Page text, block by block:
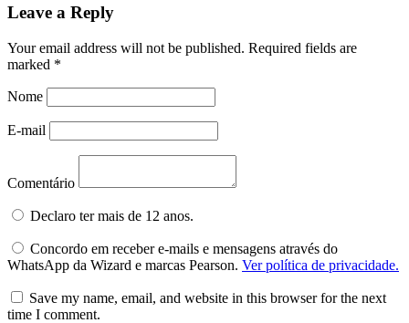
Leave a Reply
Your email address will not be published. Required fields are
marked *
Nome
E-mail
Comentário
Declaro ter mais de 12 anos.
Concordo em receber e-mails e mensagens através do
WhatsApp da Wizard e marcas Pearson. Ver política de privacidade.
Save my name, email, and website in this browser for the next
time I comment.